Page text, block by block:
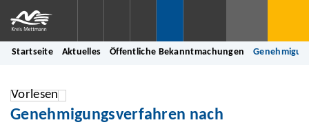
Startseite Aktuelles Öffentliche Bekanntmachungen
Vorlesen
Genehmigungsverfahren nach